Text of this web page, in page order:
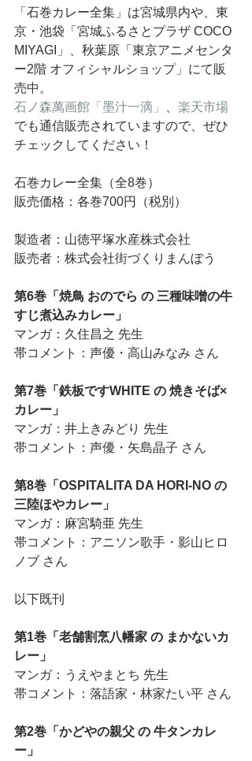
「石巻カレー全集」は宮城県内や、東
京・池袋「宮城ふるさとプラザ COCO
MIYAGI」、秋葉原「東京アニメセンタ
ー2階 オフィシャルショップ」にて販
売中。
石ノ森萬画館「墨汁一滴」
楽天市場
でも通信販売されていますので、ぜひ
チェックしてください！
石巻カレー全集（全8巻）
販売価格：各巻700円（税別）
製造者：山徳平塚水産株式会社
販売者：株式会社街づくりまんぼう
第6巻「焼鳥 おのでら の 三種味噌の牛
すじ煮込みカレー」
マンガ：久住昌之 先生
帯コメント：声優・高山みなみ さん
第7巻「鉄板ですWHITE の 焼きそば×
カレー」
マンガ：井上きみどり 先生
帯コメント：声優・矢島晶子 さん
第8巻「OSPITALITA DA HORI-NO の
三陸ほやカレー」
マンガ：麻宮騎亜 先生
帯コメント：アニソン歌手・影山ヒロ
ノブ さん
以下既刊
第1巻「老舗割烹八幡家 の まかないカ
レー」
マンガ：うえやまとち 先生
帯コメント：落語家・林家たい平 さん
第2巻「かどやの親父 の 牛タンカレ
ー」